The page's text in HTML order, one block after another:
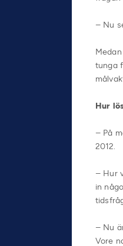
– Nu
tunga
Hur
– På
2012.
– Hur
in
– Nu
Vore